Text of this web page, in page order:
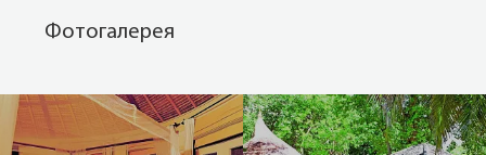
Фотогалерея